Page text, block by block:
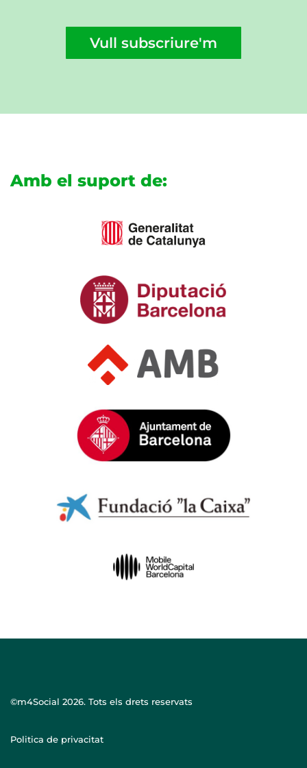
Vull subscriure'm
Amb el suport de:
©m4Social 2026. Tots els drets reservats
Politica de privacitat